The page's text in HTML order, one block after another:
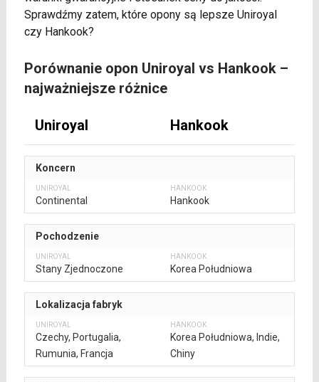
Sprawdźmy zatem, które opony są lepsze Uniroyal
czy Hankook?
Porównanie opon Uniroyal vs Hankook –
najważniejsze różnice
Uniroyal Hankook
Koncern
Continental Hankook
Pochodzenie
Stany Zjednoczone Korea Południowa
Lokalizacja fabryk
Czechy, Portugalia,
Rumunia, Francja
Korea Południowa, Indie,
Chiny